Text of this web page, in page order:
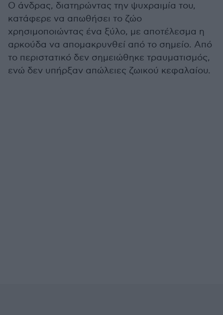
Ο άνδρας, διατηρώντας την ψυχραιμία του,
κατάφερε να απωθήσει το ζώο
χρησιμοποιώντας ένα ξύλο, με αποτέλεσμα η
αρκούδα να απομακρυνθεί από το σημείο. Από
το περιστατικό δεν σημειώθηκε τραυματισμός,
ενώ δεν υπήρξαν απώλειες ζωικού κεφαλαίου.